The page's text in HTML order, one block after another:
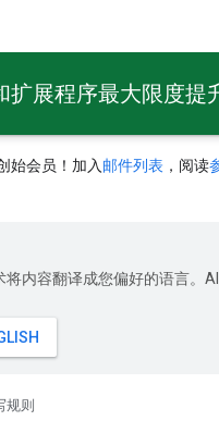
扩展程序最大限度提
始会员！加入 邮件列表 ，阅读
将内容翻译成您偏好的语言。
规则